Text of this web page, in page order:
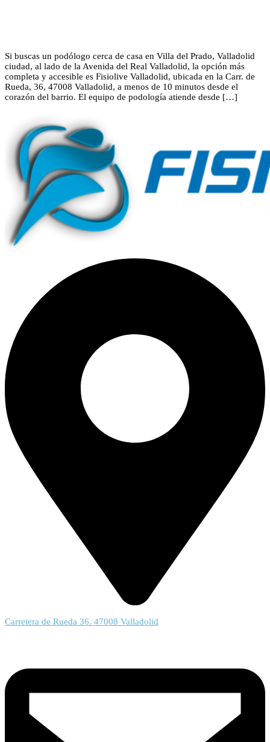
Si buscas un podólogo cerca de casa en Villa del Prado, Valladolid
ciudad, al lado de la Avenida del Real Valladolid, la opción más
completa y accesible es Fisiolive Valladolid, ubicada en la Carr. de
Rueda, 36, 47008 Valladolid, a menos de 10 minutos desde el
corazón del barrio. El equipo de podología atiende desde […]
Carretera de Rueda 36. 47008 Valladolid